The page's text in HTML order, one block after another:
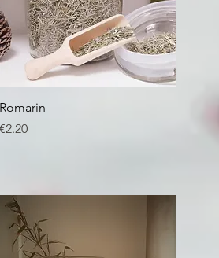
Romarin
Price
€2.20